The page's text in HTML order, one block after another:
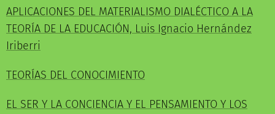
APLICACIONES DEL MATERIALISMO DIALÉCTICO A LA
TEORÍA DE LA EDUCACIÓN, Luis Ignacio Hernández
Iriberri
TEORÍAS DEL CONOCIMIENTO
EL SER Y LA CONCIENCIA Y EL PENSAMIENTO Y LOS